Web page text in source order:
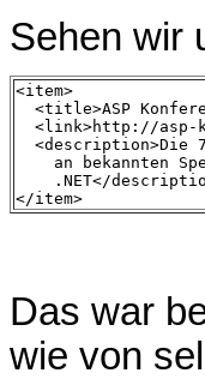
Sehen wir
<item>
<title>ASP
<link>http://asp-
<description>Die
an bekannten
.NET</
</item>
Das war
wie von